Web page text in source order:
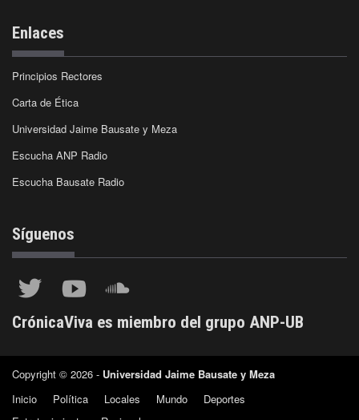
Enlaces
Principios Rectores
Carta de Ética
Universidad Jaime Bausate y Meza
Escucha ANP Radio
Escucha Bausate Radio
Síguenos
CrónicaViva es miembro del grupo ANP-UB
Copyright © 2026 - Universidad Jaime Bausate y Meza
Inicio
Política Locales Mundo
Deportes